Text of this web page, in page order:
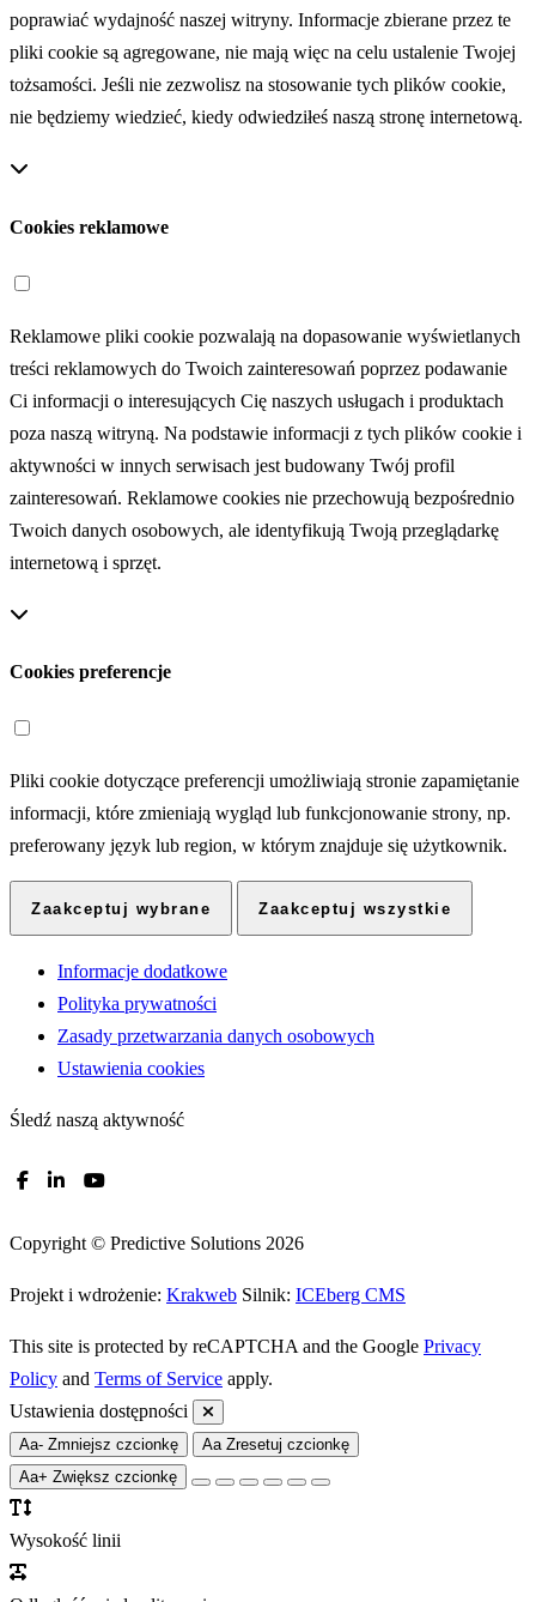
poprawiać wydajność naszej witryny. Informacje zbierane przez te
pliki cookie są agregowane, nie mają więc na celu ustalenie Twojej
tożsamości. Jeśli nie zezwolisz na stosowanie tych plików cookie,
nie będziemy wiedzieć, kiedy odwiedziłeś naszą stronę internetową.
Cookies reklamowe
Reklamowe pliki cookie pozwalają na dopasowanie wyświetlanych
treści reklamowych do Twoich zainteresowań poprzez podawanie
Ci informacji o interesujących Cię naszych usługach i produktach
poza naszą witryną. Na podstawie informacji z tych plików cookie i
aktywności w innych serwisach jest budowany Twój profil
zainteresowań. Reklamowe cookies nie przechowują bezpośrednio
Twoich danych osobowych, ale identyfikują Twoją przeglądarkę
internetową i sprzęt.
Cookies preferencje
Pliki cookie dotyczące preferencji umożliwiają stronie zapamiętanie
informacji, które zmieniają wygląd lub funkcjonowanie strony, np.
preferowany język lub region, w którym znajduje się użytkownik.
Zaakceptuj wybrane Zaakceptuj wszystkie
Informacje dodatkowe
Polityka prywatności
Zasady przetwarzania danych osobowych
Ustawienia cookies
Śledź naszą aktywność
Copyright © Predictive Solutions 2026
Projekt i wdrożenie: Krakweb Silnik: ICEberg CMS
This site is protected by reCAPTCHA and the Google Privacy
Policy and Terms of Service apply.
Ustawienia dostępności
Aa- Zmniejsz czcionkę Aa Zresetuj czcionkę
Aa+ Zwiększ czcionkę
Wysokość linii